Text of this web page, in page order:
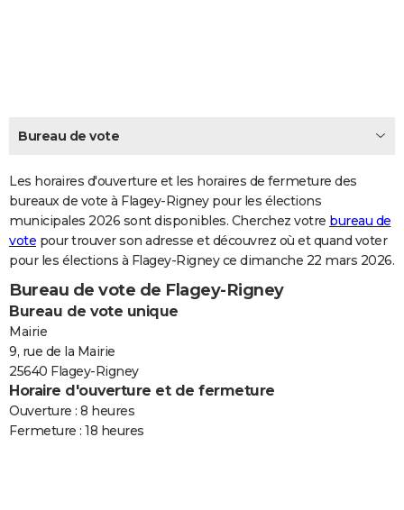
CARTE DE VOEUX
Dictionnaire
Biographies
Citations
Expressions
Proverbes
PROGRAMME TV
COPAINS D'AVANT
FORUM
Bricolage
Lifestyle
Culture
Sport
Auto
Television
Voyage
Cinema
Bureau de vote
Les horaires d'ouverture et les horaires de fermeture des
bureaux de vote à Flagey-Rigney pour les élections
municipales 2026 sont disponibles. Cherchez votre bureau de
vote pour trouver son adresse et découvrez où et quand voter
pour les élections à Flagey-Rigney ce dimanche 22 mars 2026.
Bureau de vote de Flagey-Rigney
Bureau de vote unique
Mairie
9, rue de la Mairie
25640 Flagey-Rigney
Horaire d'ouverture et de fermeture
Ouverture : 8 heures
Fermeture : 18 heures